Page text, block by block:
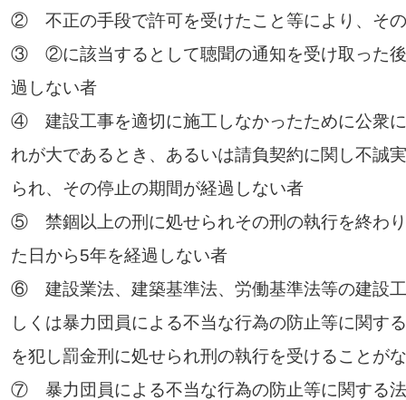
② 不正の手段で許可を受けたこと等により、そ
③ ②に該当するとして聴聞の通知を受け取った後
過しない者
④ 建設工事を適切に施工しなかったために公衆
れが大であるとき、あるいは請負契約に関し不誠
られ、その停止の期間が経過しない者
⑤ 禁錮以上の刑に処せられその刑の執行を終わ
た日から5年を経過しない者
⑥ 建設業法、建築基準法、労働基準法等の建設
しくは暴力団員による不当な行為の防止等に関す
を犯し罰金刑に処せられ刑の執行を受けることが
⑦ 暴力団員による不当な行為の防止等に関する